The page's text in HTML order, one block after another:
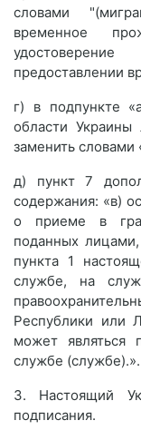
словами
временное
предоставлении
г) в подпункте
области Украины
заменить словами
д) пункт 7
содержания: «в)
о приеме в
поданных лицами,
пункта 1
службе, на
Республики или
может являться
службе (службе).».
3. Настоящий
подписания.